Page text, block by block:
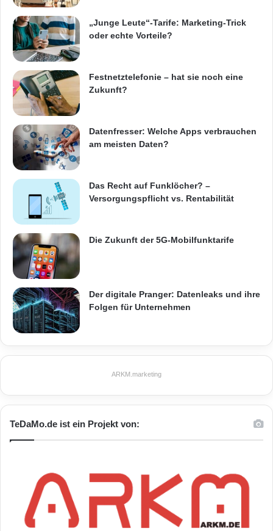
„Junge Leute“-Tarife: Marketing-Trick
oder echte Vorteile?
Festnetztelefonie – hat sie noch eine
Zukunft?
Datenfresser: Welche Apps verbrauchen
am meisten Daten?
Das Recht auf Funklöcher? –
Versorgungspflicht vs. Rentabilität
Die Zukunft der 5G-Mobilfunktarife
Der digitale Pranger: Datenleaks und ihre
Folgen für Unternehmen
ARKM.marketing
TeDaMo.de ist ein Projekt von: